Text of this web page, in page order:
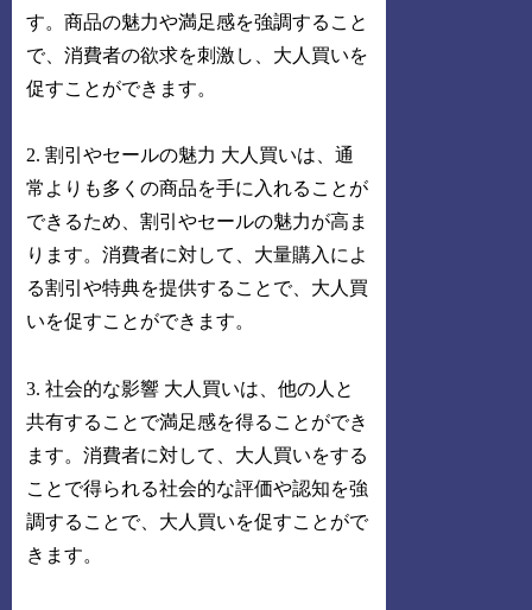
す。商品の魅力や満足感を強調すること
で、消費者の欲求を刺激し、大人買いを
促すことができます。
2. 割引やセールの魅力 大人買いは、通
常よりも多くの商品を手に入れることが
できるため、割引やセールの魅力が高ま
ります。消費者に対して、大量購入によ
る割引や特典を提供することで、大人買
いを促すことができます。
3. 社会的な影響 大人買いは、他の人と
共有することで満足感を得ることができ
ます。消費者に対して、大人買いをする
ことで得られる社会的な評価や認知を強
調することで、大人買いを促すことがで
きます。